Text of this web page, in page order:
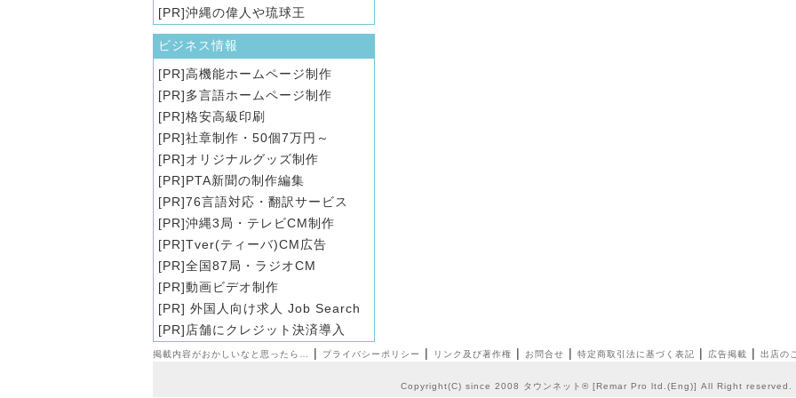
沖縄の偉人や琉球王
ビジネス情報
高機能ホームページ制作
多言語ホームページ制作
格安高級印刷
社章制作・50個7万円～
オリジナルグッズ制作
PTA新聞の制作編集
76言語対応・翻訳サービス
沖縄3局・テレビCM制作
Tver(ティーバ)CM広告
全国87局・ラジオCM
動画ビデオ制作
外国人向け求人 Job Search
店舗にクレジット決済導入
掲載内容がおかしいなと思ったら… | プライバシーポリシー | リンク及び著作権 | お問合せ | 特定商取引法に基づく表記 | 広告掲載 | 出店の
Copyright(C) since 2008 タウンネット® [Remar Pro ltd. (Eng)] All Right